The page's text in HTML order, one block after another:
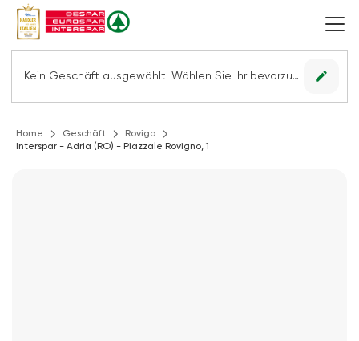
Kein Geschäft ausgewählt. Wählen Sie Ihr bevorzugtes Geschäft, um alle Angebote sehen zu können. edit
Home Geschäft
Rovigo
Interspar - Adria (RO) - Piazzale Rovigno, 1